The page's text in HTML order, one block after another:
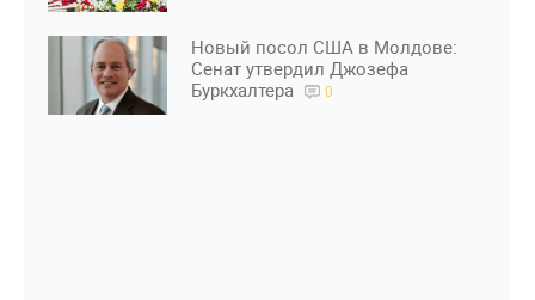
Новый посол США в Молдове:
Сенат утвердил Джозефа
Буркхалтера
0